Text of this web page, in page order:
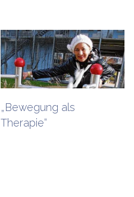
„Bewegung als
Therapie“